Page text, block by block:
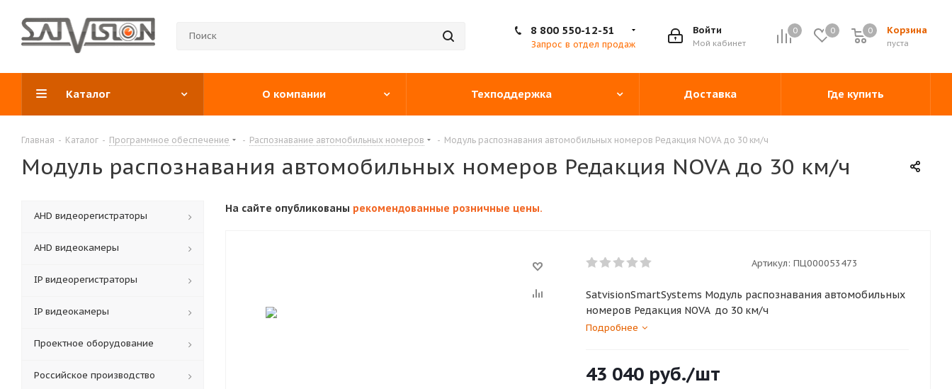
0 0 Корзина
0
пуста
0
Войти
Мой кабинет
8 800 550-12-51
Запрос в отдел продаж
Каталог О компании Техподдержка Доставка Где купить
Главная - Каталог - Программное обеспечение - Распознавание автомобильных номеров - Модуль распознавания автомобильных номеров Редакция NOVA до 30 км/ч
Модуль распознавания автомобильных номеров Редакция NOVA до 30 км/ч
На сайте опубликованы рекомендованные розничные цены.
Артикул: ПЦ000053473
SatvisionSmartSystems Модуль распознавания автомобильных
номеров Редакция NOVA до 30 км/ч
Подробнее
43 040 руб./шт
АНD видеорегистраторы
AHD видеокамеры
IP видеорегистраторы
IP видеокамеры
Проектное оборудование
Российское производство